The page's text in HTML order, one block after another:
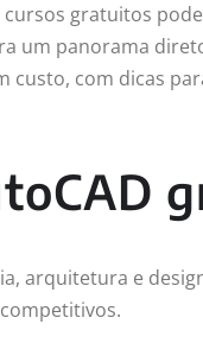
gratuitos
um panorama
custo, com dicas
arquitetura e